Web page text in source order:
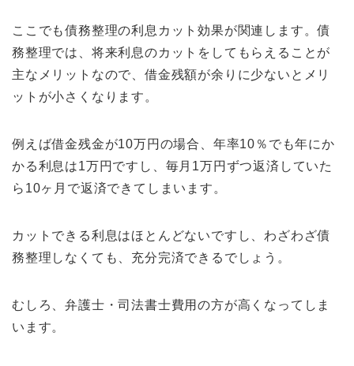
ここでも債務整理の利息カット効果が関連します。債
務整理では、将来利息のカットをしてもらえることが
主なメリットなので、借金残額が余りに少ないとメリ
ットが小さくなります。
例えば借金残金が10万円の場合、年率10％でも年にか
かる利息は1万円ですし、毎月1万円ずつ返済していた
ら10ヶ月で返済できてしまいます。
カットできる利息はほとんどないですし、わざわざ債
務整理しなくても、充分完済できるでしょう。
むしろ、弁護士・司法書士費用の方が高くなってしま
います。